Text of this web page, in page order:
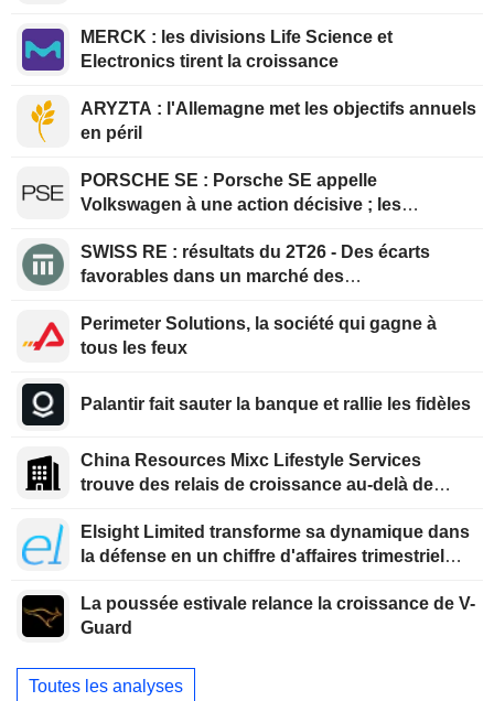
MERCK : les divisions Life Science et
Electronics tirent la croissance
ARYZTA : l'Allemagne met les objectifs annuels
en péril
PORSCHE SE : Porsche SE appelle
Volkswagen à une action décisive ; les
confirmées
SWISS RE : résultats du 2T26 - Des écarts
favorables dans un marché des
Perimeter Solutions, la société qui gagne à
tous les feux
Palantir fait sauter la banque et rallie les fidèles
China Resources Mixc Lifestyle Services
trouve des relais de croissance au-delà de
Elsight Limited transforme sa dynamique dans
la défense en un chiffre d'affaires trimestriel
La poussée estivale relance la croissance de V-
Guard
Toutes les analyses